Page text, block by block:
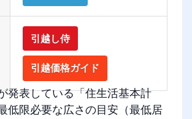
引越し侍
引越価格ガイド
発表している「住生活基本計
低限必要な広さの目安（最低居